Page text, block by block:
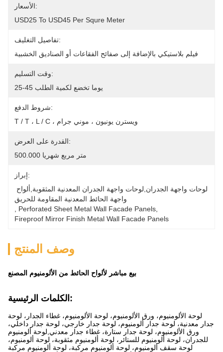
الأسعار:
USD25 To USD45 Per Squre Meter
تفاصيل التغليف:
فيلم بلاستيكي بالإضافة إلى صفائح الفقاعات أو الصناديق الخشبية
وقت التسليم:
25-45 يوما تخضع لكمية الطلب
شروط الدفع:
T / T ، L / C ، ويسترن يونيون ، موني جرام
القدرة على العرض:
500.000 متر مربع شهريا
إبراز:
واجهة الحائط المعدنية المقاومة للحريق
Perforated Sheet Metal Wall Facade Panels
Fireproof Mirror Finish Metal Wall Facade Panels
وصف المنتج
بيع مباشر لألواح الحائط من الألومنيوم المصنع
الكلمات الرئيسية:
لوحة الألومنيوم، ورق الألومنيوم، لوحة الألومنيوم، غطاء الجدار، لوحة
جدار معدنية، لوحة جدار ألومنيوم، لوحة جدار خارجي، لوحة جدار داخلي،
ورق الألومنيوم، لوحة جدار ستارة، غطاء جدار معدني,لوحة ألومنيوم
للجدران، لوحة ألومنيوم للستائر، لوحة ألومنيوم مثقوبة، لوحة ألومنيوم،
لوحة سقف ألومنيوم، لوحة ألومنيوم مركبة، لوحة ألومنيوم مركبة